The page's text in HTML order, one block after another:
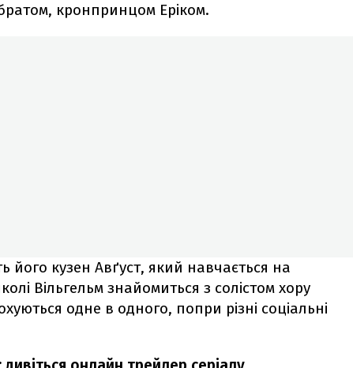
кронпринцом Еріком.
його кузен Авґуст, який навчається на
Вільгельм знайомиться з солістом хору
одне в одного, попри різні соціальні